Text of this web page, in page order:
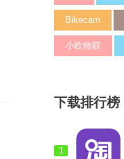
Bikecam
小欧物联
下载排行榜
1